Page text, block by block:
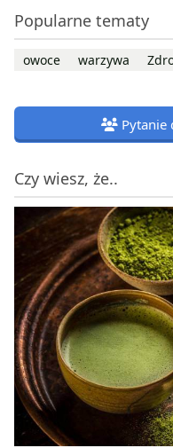
Popularne tematy
owoce warzywa
Pytanie
Czy wiesz, że..